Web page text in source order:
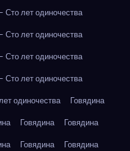
Сто лет одиночества
Сто лет одиночества
Сто лет одиночества
Сто лет одиночества
одиночества
Говядина
Говядина
Говядина
Говядина
Говядина